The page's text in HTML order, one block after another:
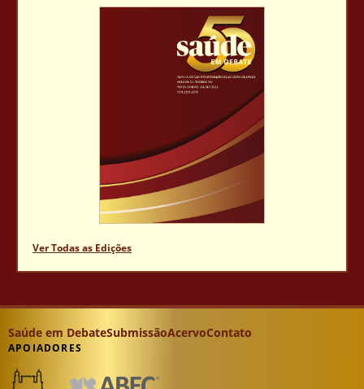
Ver Todas as Edições
Saúde em DebateSubmissãoAcervoContato
APOIADORES